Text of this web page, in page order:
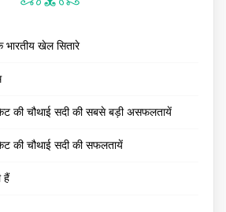
भारतीय खेल सितारे
की चौथाई सदी की सबसे बड़ी असफलतायें
की चौथाई सदी की सफलतायें
हैं